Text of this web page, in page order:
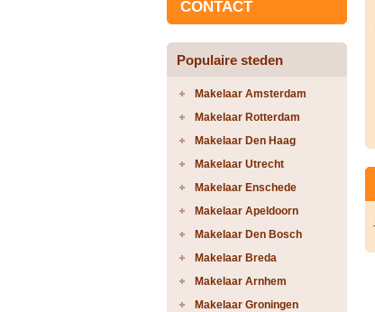
CONTACT
Populaire steden
Makelaar Amsterdam
Makelaar Rotterdam
Makelaar Den Haag
Makelaar Utrecht
Makelaar Enschede
Makelaar Apeldoorn
Makelaar Den Bosch
Makelaar Breda
Makelaar Arnhem
Makelaar Groningen